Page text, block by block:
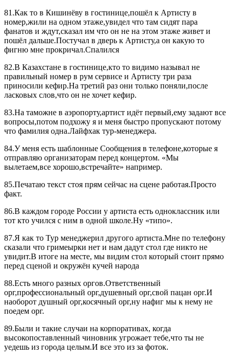
81.Как то в Кишинёву в гостинице,пошёл к Артисту в
номер,жили на одном этаже,увидел что там сидят пара
фанатов и ждут,сказал им что он не на этом этаже живет и
пошёл дальше.Постучал в дверь к Артисту,а он какую то
фигню мне прокричал.Спалился
82.В Казахстане в гостинице,кто то видимо называл не
правильный номер в рум сервисе и Артисту три раза
приносили кефир.На третий раз они только поняли,после
ласковых слов,что он не хочет кефир.
83.На таможне в аэропорту,артист идёт первый,ему задают все
вопросы,потом подхожу я и меня быстро пропускают потому
что фамилия одна.Лайфхак тур-менеджера.
84.У меня есть шаблонные Сообщения в телефоне,которые я
отправляю организаторам перед концертом. «Мы
вылетаем,все хорошо,встречайте» например.
85.Печатаю текст стоя прям сейчас на сцене работая.Просто
факт.
86.В каждом городе России у артиста есть одноклассник или
тот кто учился с ним в одной школе.Ну «типо».
87.Я как то Тур менеджерил другого артиста.Мне по телефону
сказали что гримеырки нет и нам дадут стол где никто не
увидит.В итоге на месте, мы видим стол который стоит прямо
перед сценой и окружён кучей народа
88.Есть много разных оргов.Ответственный
орг,профессиональный орг,душевный орг,свой пацан орг.И
наоборот душный орг,косячный орг,ну нафиг мы к нему не
поедем орг.
89.Были и такие случаи на корпоративах, когда
высокопоставленный чиновник угрожает тебе,что ты не
уедешь из города целым.И все это из за фоток.